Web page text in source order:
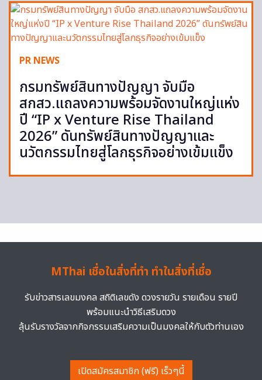
PR NEWS
กรมทรัพย์สินทางปัญญา จับมือ
สกสว.แถลงความพร้อมจัดงานใหญ่แห่ง
ปี “IP x Venture Rise Thailand
2026” ดันทรัพย์สินทางปัญญาและ
นวัตกรรมไทยสู่โลกธุรกิจอย่างเข้มแข็ง
MThai เชื่อในสิ่งที่ทำ ทำในสิ่งที่เชื่อ
รับข่าวสารเลขมงคล สถิติเลขดัง ดวงรายวัน รายเดือน รายปี
พร้อมแนะนำวิธีเสริมดวง
ลุ้นรับรางวัลจากกิจกรรมเสริมความเป็นมงคลให้กับตัวท่านเอง
เปิดสมัครสมาชิก (ฟรี) เร็วๆนี้